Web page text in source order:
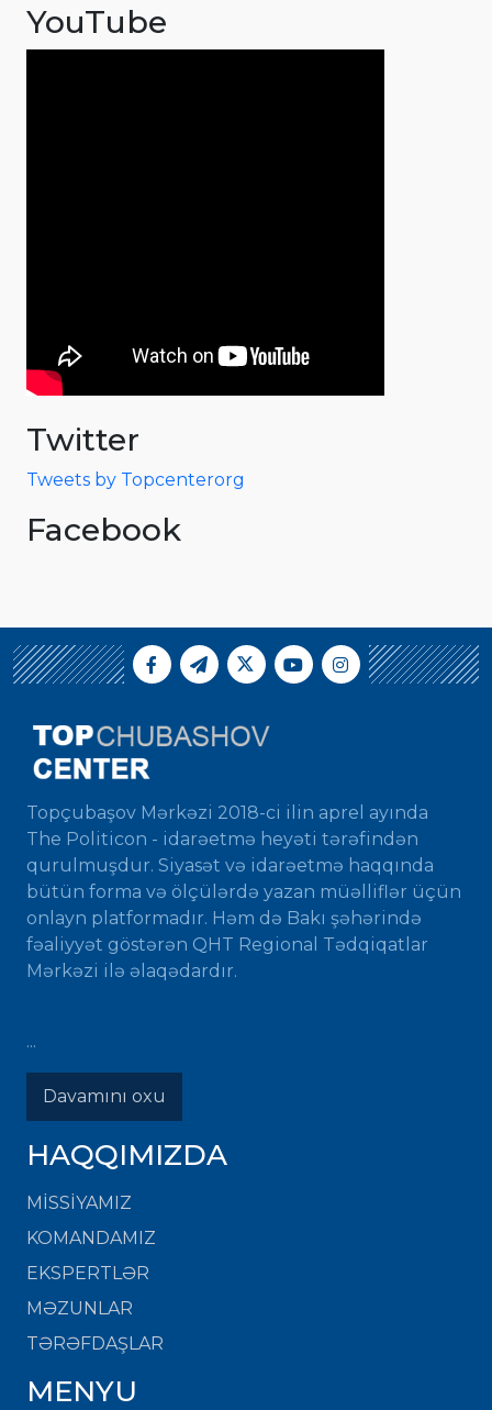
YouTube
Twitter
Tweets by Topcenterorg
Facebook
Topçubaşov Mərkəzi 2018-ci ilin aprel ayında
The Politicon - idarəetmə heyəti tərəfindən
qurulmuşdur. Siyasət və idarəetmə haqqında
bütün forma və ölçülərdə yazan müəlliflər üçün
onlayn platformadır. Həm də Bakı şəhərində
fəaliyyət göstərən QHT Regional Tədqiqatlar
Mərkəzi ilə əlaqədardır.
...
Davamını oxu
HAQQIMIZDA
MISSIYAMIZ
KOMANDAMIZ
EKSPERTLƏR
MƏZUNLAR
TƏRƏFDAŞLAR
MENYU